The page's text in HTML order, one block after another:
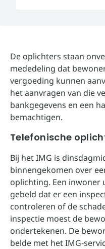
De oplichters staan
mededeling dat
vergoeding kunnen
het aanvragen van die
bankgegevens en een
bemachtigen.
Telefonische
Bij het IMG is
binnengekomen over
oplichting. Een inwoner
gebeld dat er een
controleren of de
inspectie moest de
ondertekenen. De
belde met het IMG-